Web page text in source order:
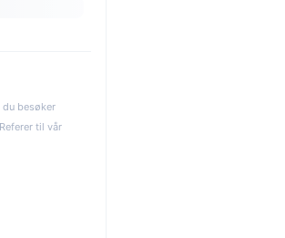
du besøker
til vår